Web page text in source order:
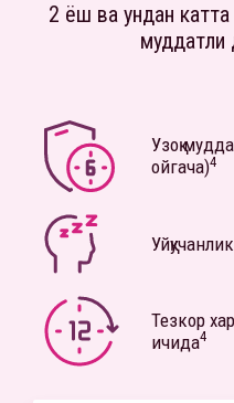
2 ёш ва ундан
муддатли
Узоқ
ойгача)4
Тезкор
ичида4